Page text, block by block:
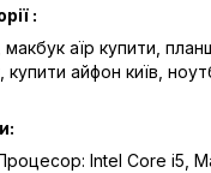
:
макбук аїр купити,
купити айфон київ,
Intel Core i5